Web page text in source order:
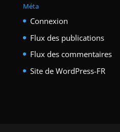
Méta
Connexion
Flux des publications
Flux des commentaires
Site de WordPress-FR